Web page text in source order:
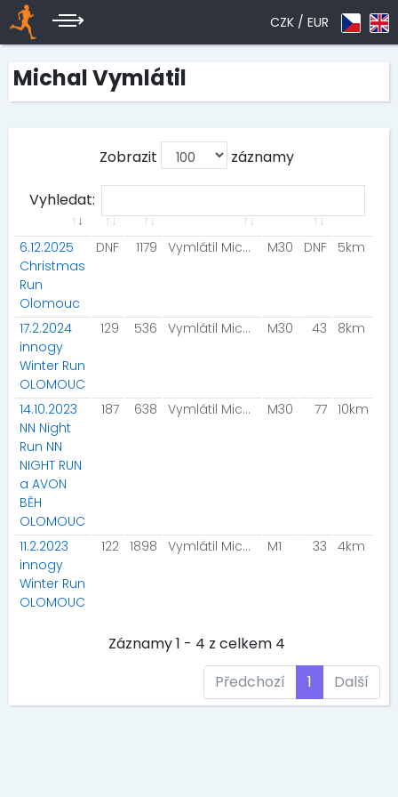
CZK / EUR
Michal Vymlátil
Zobrazit záznamy
Vyhledat:
6.12.2025
Christmas
Run
Olomouc
DNF 1179 Vymlátil Michal M30 DNF 5km
17.2.2024
innogy
Winter Run
OLOMOUC
129 536 Vymlátil Michal M30 43 8km
14.10.2023
NN Night
Run NN
NIGHT RUN
a AVON
BĚH
OLOMOUC
187 638 Vymlátil Michal M30 77 10km
11.2.2023
innogy
Winter Run
OLOMOUC
122 1898 Vymlátil Michal M1 33 4km
Záznamy 1 - 4 z celkem 4
Předchozí
1 Další